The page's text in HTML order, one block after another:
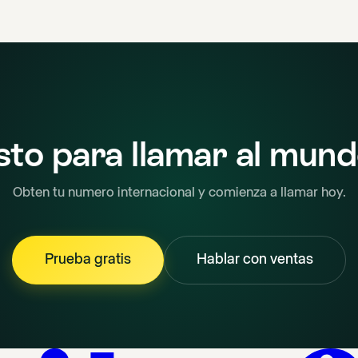
para llamar al
Obten tu numero internacional y comienza a llamar hoy.
Prueba gratis Hablar con ventas